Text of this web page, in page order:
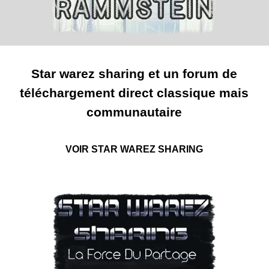
Star warez sharing et un forum de
téléchargement direct classique mais
communautaire
VOIR STAR WAREZ SHARING